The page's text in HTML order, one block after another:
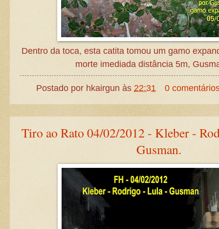
Dentro da toca, esta catita tomou um gamo
morte imediada distância 5m,
Postado por hkairgun às 22:31 0
Tiro ao Rato 04/02/2012 - Kleber -
Gusman.